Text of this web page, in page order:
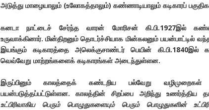
அடுத்து மாழையாலும் (உலோகத்தாலும்) கண்ணாடியாலும் கடிகாரப்
கனடா நாட்டைச் சேர்ந்த வாரன் மோரிசன் கி.பி.1927இல்
உருவாக்கினார். மின்திறனும் தொடர்ச்சியாக மின்கலனும்
இயங்கும் கடிகாரத்தை அலெக்குசாண்டர் பெயின் கி.பி.1840இல்
வெவ்வேறு மாற்றங்களைக் கடிகாரங்கள் அடைந்துள்ளன.
இருப்பினும் காலத்தைக் கண்டறிய பல்வேறு
பயன்படுத்தப்பட்டுள்ளன. காலத்தின் சிறப்பை அறிந்து உணர்த்திய
உட்பிரிவாகிய பெரும் பொழுதுகளையும் பெரும் பொழுதுகளின்